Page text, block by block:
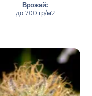
Врожай:
до 700 гр/м2